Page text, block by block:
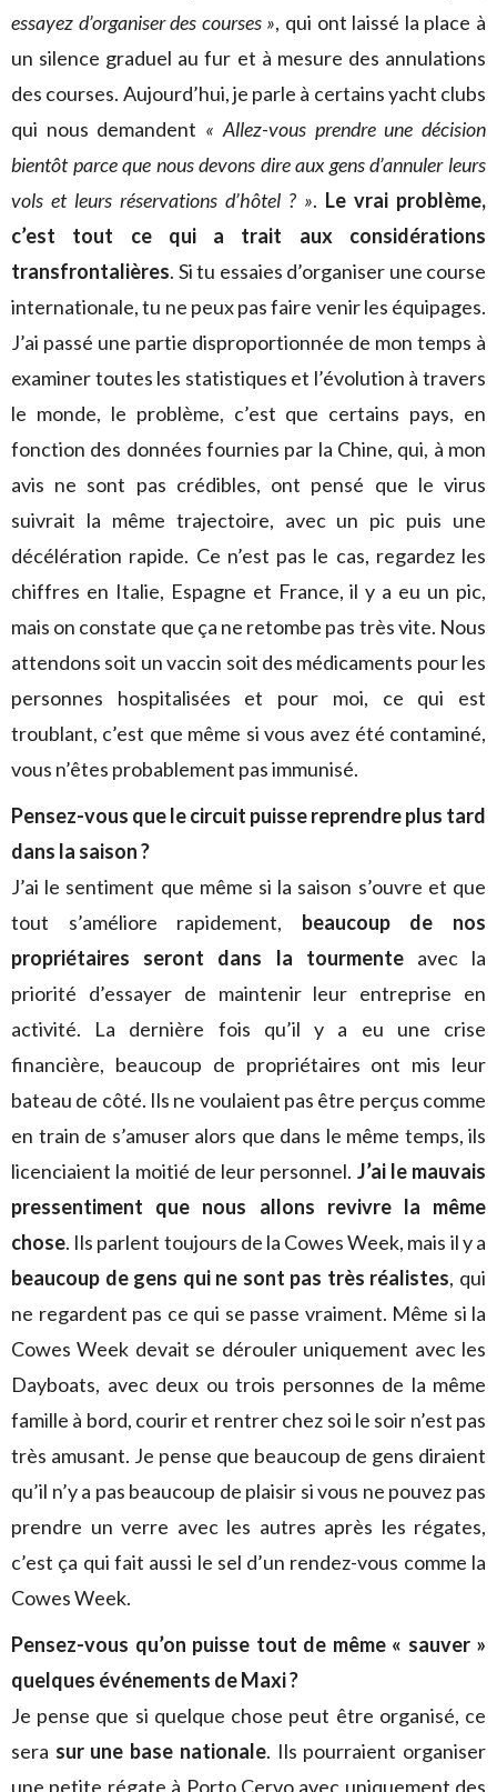
essayez d’organiser des courses », qui ont laissé la place à
un silence graduel au fur et à mesure des annulations
des courses. Aujourd’hui, je parle à certains yacht clubs
qui nous demandent « Allez-vous prendre une décision
bientôt parce que nous devons dire aux gens d’annuler leurs
vols et leurs réservations d’hôtel ? ». Le vrai problème,
c’est tout ce qui a trait aux considérations
transfrontalières. Si tu essaies d’organiser une course
internationale, tu ne peux pas faire venir les équipages.
J’ai passé une partie disproportionnée de mon temps à
examiner toutes les statistiques et l’évolution à travers
le monde, le problème, c’est que certains pays, en
fonction des données fournies par la Chine, qui, à mon
avis ne sont pas crédibles, ont pensé que le virus
suivrait la même trajectoire, avec un pic puis une
décélération rapide. Ce n’est pas le cas, regardez les
chiffres en Italie, Espagne et France, il y a eu un pic,
mais on constate que ça ne retombe pas très vite. Nous
attendons soit un vaccin soit des médicaments pour les
personnes hospitalisées et pour moi, ce qui est
troublant, c’est que même si vous avez été contaminé,
vous n’êtes probablement pas immunisé.
Pensez-vous que le circuit puisse reprendre plus tard
dans la saison ?
J’ai le sentiment que même si la saison s’ouvre et que
tout s’améliore rapidement, beaucoup de nos
propriétaires seront dans la tourmenteavec la
priorité d’essayer de maintenir leur entreprise en
activité. La dernière fois qu’il y a eu une crise
financière, beaucoup de propriétaires ont mis leur
bateau de côté. Ils ne voulaient pas être perçus comme
en train de s’amuser alors que dans le même temps, ils
licenciaient la moitié de leur personnel. J’ai le mauvais
pressentiment que nous allons revivre la même
chose. Ils parlent toujours de la Cowes Week, mais il y a
beaucoup de gens qui ne sont pas très réalistes, qui
ne regardent pas ce qui se passe vraiment. Même si la
Cowes Week devait se dérouler uniquement avec les
Dayboats, avec deux ou trois personnes de la même
famille à bord, courir et rentrer chez soi le soir n’est pas
très amusant. Je pense que beaucoup de gens diraient
qu’il n’y a pas beaucoup de plaisir si vous ne pouvez pas
prendre un verre avec les autres après les régates,
c’est ça qui fait aussi le sel d’un rendez-vous comme la
Cowes Week.
Pensez-vous qu’on puisse tout de même « sauver »
quelques événements de Maxi ?
Je pense que si quelque chose peut être organisé, ce
sera sur une base nationale. Ils pourraient organiser
une petite régate à Porto Cervo avec uniquement des